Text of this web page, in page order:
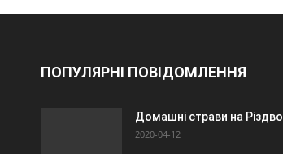
ПОПУЛЯРНІ ПОВІДОМЛЕННЯ
Домашні страви на Різдво
2020-04-12